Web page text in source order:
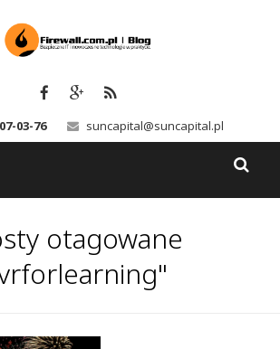
03-76 suncapital@suncapital.pl
otagowane